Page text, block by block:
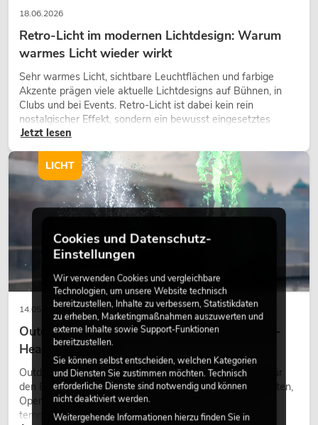
18.06.2026
Retro-Licht im modernen Lichtdesign: Warum
warmes Licht wieder wirkt
Sehr warmes Licht, sichtbare Leuchtflächen und farbige
Akzente prägen viele aktuelle Lichtdesigns auf Bühnen, in
Clubs und bei Events. Retro-Licht ist dabei kein rein
nostalgischer Effekt, sondern ein bewusst eingesetztes
Gestaltungsmittel: Es schafft Atmosphäre, gibt Szenen
Charakter und kann technische LED-Setups emotionaler
wirken lassen.
Jetzt lesen
14.05.2026
Outdoor Moving-Heads: Wetterfeste Moving-
Heads bei Events
Outdoor Moving-Heads sind bewegliche Scheinwerfer für
den Einsatz im Freien. Sie werden bei Festivals, Stadtfesten,
Open-Air-Konzerten, Architekturinszenierungen und
temporären Außeninstallationen eingesetzt.
LICHT
Cookies und Datenschutz-
Einstellungen
Wir verwenden Cookies und vergleichbare
Technologien, um unsere Website technisch
bereitzustellen, Inhalte zu verbessern, Statistikdaten
zu erheben, Marketingmaßnahmen auszuwerten und
externe Inhalte sowie Support-Funktionen
bereitzustellen.
Sie können selbst entscheiden, welchen Kategorien
und Diensten Sie zustimmen möchten. Technisch
erforderliche Dienste sind notwendig und können
nicht deaktiviert werden.
Weitergehende Informationen hierzu finden Sie in